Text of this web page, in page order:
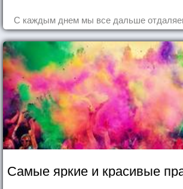
С каждым днем мы все дальше
Самые яркие и красивые